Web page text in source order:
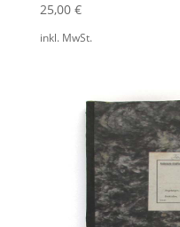
25,00 €
inkl. MwSt.